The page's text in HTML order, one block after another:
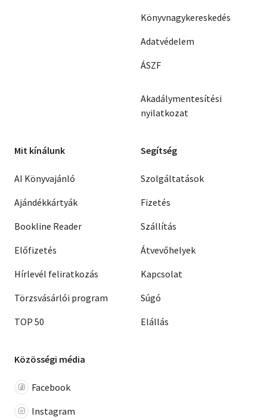
Könyvnagykereskedés
Adatvédelem
ÁSZF
Akadálymentesítési
nyilatkozat
Mit kínálunk
AI Könyvajánló
Ajándékkártyák
Bookline Reader
Előfizetés
Hírlevél feliratkozás
Törzsvásárlói program
TOP 50
Segítség
Szolgáltatások
Fizetés
Szállítás
Átvevőhelyek
Kapcsolat
Súgó
Elállás
Közösségi média
Facebook
Instagram